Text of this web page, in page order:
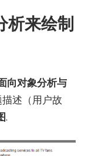
析来绘制
向对象分析与
述（用户故
.